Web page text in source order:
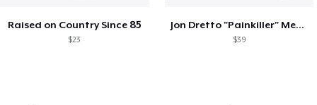
Raised on Country Since 85
$23
Jon Dretto "Painkiller" Merch Collection
$39